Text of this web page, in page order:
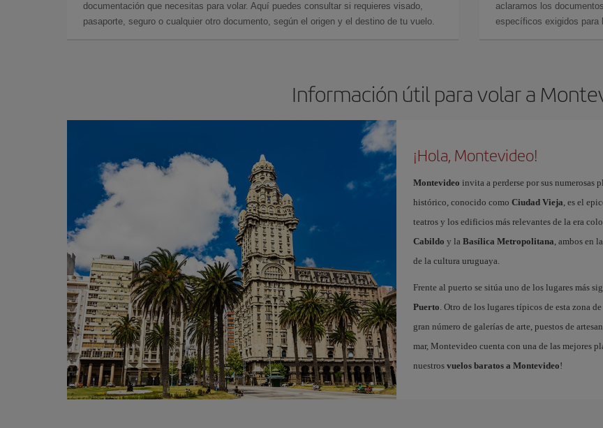
documentación que necesitas para volar. Aquí puedes consultar si requieres visado,
pasaporte, seguro o cualquier otro documento, según el origen y el destino de tu vuelo.
aclaramos los
específicos exigidos para
Información útil para volar a
¡Hola, Montevideo!
Montevideo invita a perderse por sus numerosas
histórico, conocido como Ciudad Vieja, es el
teatros y los edificios más relevantes de la era
Cabildo y la Basílica Metropolitana, ambos en la
de la cultura uruguaya.
Frente al puerto se sitúa uno de los lugares más
Puerto. Otro de los lugares típicos de esta zona
gran número de galerías de arte, puestos de
mar, Montevideo cuenta con una de las mejores
nuestros vuelos baratos a Montevideo!